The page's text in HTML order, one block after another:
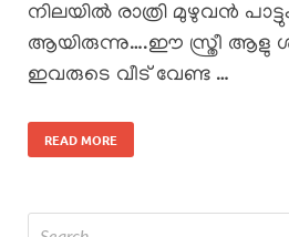
നിലയിൽ രാത്രി മുഴുവൻ
ആയിരുന്നു….ഈ സ്ത്രീ ആളു
ഇവരുടെ വീട് വേണ്ട …
READ MORE